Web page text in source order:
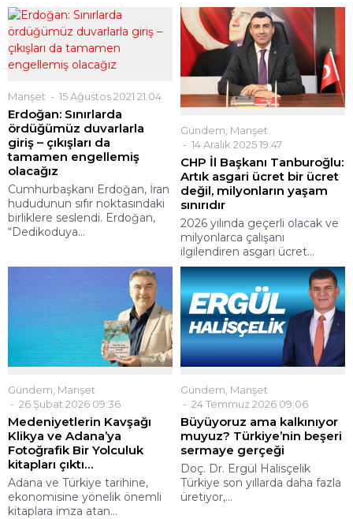
Manşet 15 Ağustos 2021 21:04
Erdoğan: Sınırlarda
ördüğümüz duvarlarla
giriş – çıkışları da
tamamen engellemiş
olacağız
Cumhurbaşkanı Erdoğan, İran
hududunun sıfır noktasındaki
birliklere seslendi. Erdoğan,
“Dedikoduya...
Gündem Manşet
14 Aralık 2025 19:47
CHP İl Başkanı Tanburoğlu:
Artık asgari ücret bir ücret
değil, milyonların yaşam
sınırıdır
2026 yılında geçerli olacak ve
milyonlarca çalışanı
ilgilendiren asgari ücret...
Gündem Manşet
26 Şubat 2026 09:36
Medeniyetlerin Kavşağı
Klikya ve Adana’ya
Fotoğrafik Bir Yolculuk
kitapları çıktı…
Adana ve Türkiye tarihine,
ekonomisine yönelik önemli
kitaplara imza atan...
Gündem Manşet
24 Temmuz 2026 09:06
Büyüyoruz ama kalkınıyor
muyuz? Türkiye’nin beşeri
sermaye gerçeği
Doç. Dr. Ergül Halisçelik
Türkiye son yıllarda daha fazla
üretiyor,...